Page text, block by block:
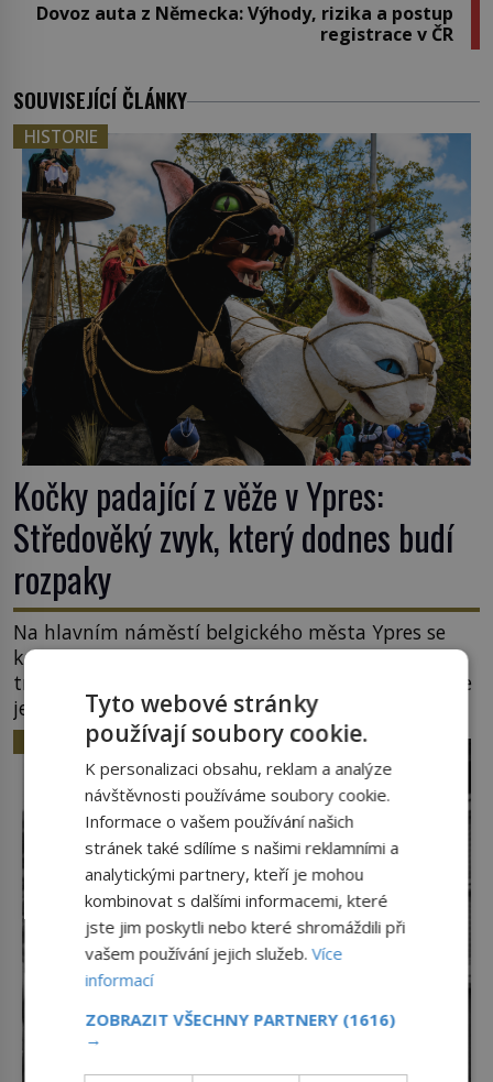
Dovoz auta z Německa: Výhody, rizika a postup
registrace v ČR
SOUVISEJÍCÍ ČLÁNKY
HISTORIE
Kočky padající z věže v Ypres:
Středověký zvyk, který dodnes budí
rozpaky
Na hlavním náměstí belgického města Ypres se
každé tři roky shromáždí tisíce lidí. Z věže slavné
tržnice létají do davu kočky, diváci jásají a snaží se
je chytit. Naštěstí už nejde o živá zvířata, ale
jenom o plyšové suvenýry. Kdysi to ale bylo jinak.
Tato veselá podívaná připomíná jeden z
nejpodivnějších a zároveň nejkrutějších zvyků […]
HISTORIE
Tyto webové stránky
používají soubory cookie.
K personalizaci obsahu, reklam a analýze
návštěvnosti používáme soubory cookie.
Informace o vašem používání našich
stránek také sdílíme s našimi reklamními a
analytickými partnery, kteří je mohou
kombinovat s dalšími informacemi, které
jste jim poskytli nebo které shromáždili při
vašem používání jejich služeb.Více
informací
ZOBRAZIT VŠECHNY PARTNERY (1616)
→